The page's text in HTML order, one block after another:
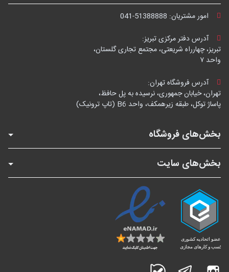
امور مشتریان: 041-51388888
آدرس دفتر مرکزی تبریز:
تبریز، چهارراه شریعتی، مجتمع تجاری گلستان،
واحد ۷
آدرس فروشگاه تهران:
تهران، خیابان جمهوری، نرسیده به پل حافظ،
پاساژ توکل، طبقه زیرهمکف، واحد B6 (تاپ ترونیک)
بخش‌های فروشگاه
بخش‌های سایت